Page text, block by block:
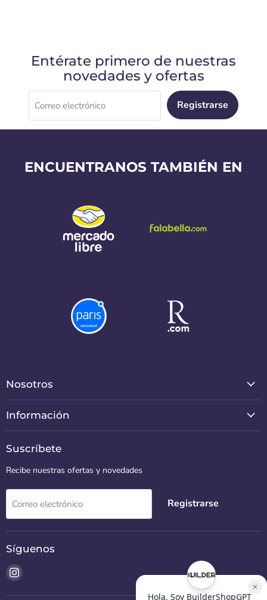
Entérate primero de nuestras
novedades y ofertas
Correo electrónico Registrarse
ENCUENTRANOS TAMBIÉN EN
Nosotros
Información
Suscríbete
Recibe nuestras ofertas y novedades
Correo electrónico Registrarse
Síguenos
Encuéntrenos
Instagram